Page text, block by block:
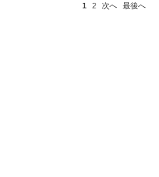
1 2 次へ 最後へ